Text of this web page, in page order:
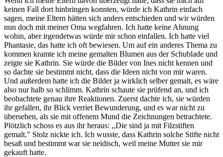
keinen Fall dort hinbringen konnten, würde ich Kathrin einfach
sagen, meine Eltern hätten sich anders entschieden und wir würden
nun doch mit meiner Oma wegfahren. Ich hatte keine Ahnung
wohin, aber irgendetwas würde mir schon einfallen. Ich hatte viel
Phantasie, das hatte ich oft bewiesen. Um auf ein anderes Thema zu
kommen kramte ich meine gemalten Blumen aus der Schublade und
zeigte sie Kathrin. Sie würde die Bilder von Ines nicht kennen und
so dachte sie bestimmt nicht, dass die Ideen nicht von mir waren.
Und außerdem hatte ich die Bilder ja wirklich selber gemalt, es wäre
also nur halb so schlimm. Kathrin schaute sie prüfend an, und ich
beobachtete genau ihre Reaktionen. Zuerst dachte ich, sie würden
ihr gefallen, ihr Blick verriet Bewunderung, und es war nicht zu
übersehen, als sie mit offenem Mund die Zeichnungen betrachtete.
Plötzlich schoss es aus ihr heraus: ,,Die sind ja mit Filzstiften
gemalt." Stolz nickte ich. Ich wusste, dass Kathrin solche Stifte nicht
besaß und bestimmt war sie neidisch, weil meine Mutter sie mir
gekauft hatte.